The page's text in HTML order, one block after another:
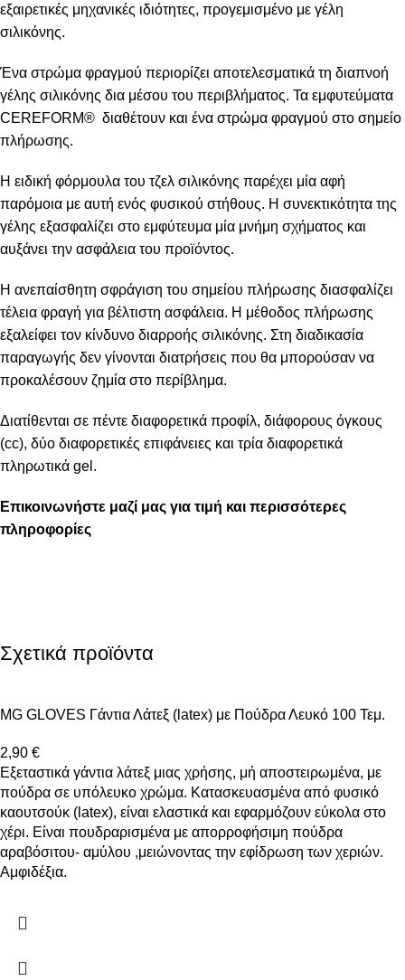
εξαιρετικές μηχανικές ιδιότητες, προγεμισμένο με γέλη
σιλικόνης.
Ένα στρώμα φραγμού περιορίζει αποτελεσματικά τη διαπνοή
γέλης σιλικόνης δια μέσου του περιβλήματος. Τα εμφυτεύματα
CEREFORM® διαθέτουν και ένα στρώμα φραγμού στο σημείο
πλήρωσης.
Η ειδική φόρμουλα του τζελ σιλικόνης παρέχει μία αφή
παρόμοια με αυτή ενός φυσικού στήθους. Η συνεκτικότητα της
γέλης εξασφαλίζει στο εμφύτευμα μία μνήμη σχήματος και
αυξάνει την ασφάλεια του προϊόντος.
Η ανεπαίσθητη σφράγιση του σημείου πλήρωσης διασφαλίζει
τέλεια φραγή για βέλτιστη ασφάλεια. Η μέθοδος πλήρωσης
εξαλείφει τον κίνδυνο διαρροής σιλικόνης. Στη διαδικασία
παραγωγής δεν γίνονται διατρήσεις που θα μπορούσαν να
προκαλέσουν ζημία στο περίβλημα.
Διατίθενται σε πέντε διαφορετικά προφίλ, διάφορους όγκους
(cc), δύο διαφορετικές επιφάνειες και τρία διαφορετικά
πληρωτικά gel.
Επικοινωνήστε μαζί μας για τιμή και περισσότερες
πληροφορίες
Σχετικά προϊόντα
MG GLOVES Γάντια Λάτεξ (latex) με Πούδρα Λευκό 100 Τεμ.
2,90 €
Εξεταστικά γάντια λάτεξ μιας χρήσης, μή αποστειρωμένα, με
πούδρα σε υπόλευκο χρώμα. Κατασκευασμένα από φυσικό
καουτσούκ (latex), είναι ελαστικά και εφαρμόζουν εύκολα στο
χέρι. Είναι πουδραρισμένα με απορροφήσιμη πούδρα
αραβόσιτου- αμύλου ,μειώνοντας την εφίδρωση των χεριών.
Αμφιδέξια.